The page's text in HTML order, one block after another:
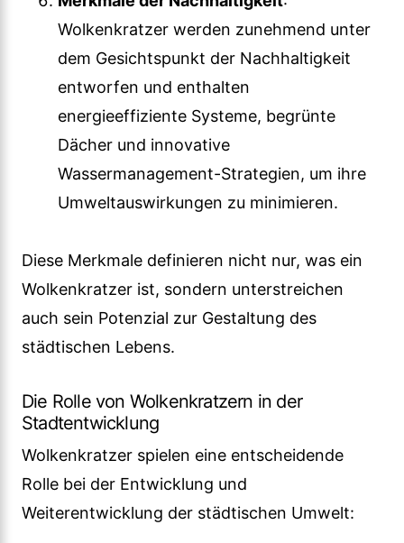
Wolkenkratzer werden zunehmend unter
dem Gesichtspunkt der Nachhaltigkeit
entworfen und enthalten
energieeffiziente Systeme, begrünte
Dächer und innovative
Wassermanagement-Strategien, um ihre
Umweltauswirkungen zu minimieren.
Diese Merkmale definieren nicht nur, was ein
Wolkenkratzer ist, sondern unterstreichen
auch sein Potenzial zur Gestaltung des
städtischen Lebens.
Die Rolle von Wolkenkratzern in der
Stadtentwicklung
Wolkenkratzer spielen eine entscheidende
Rolle bei der Entwicklung und
Weiterentwicklung der städtischen Umwelt: